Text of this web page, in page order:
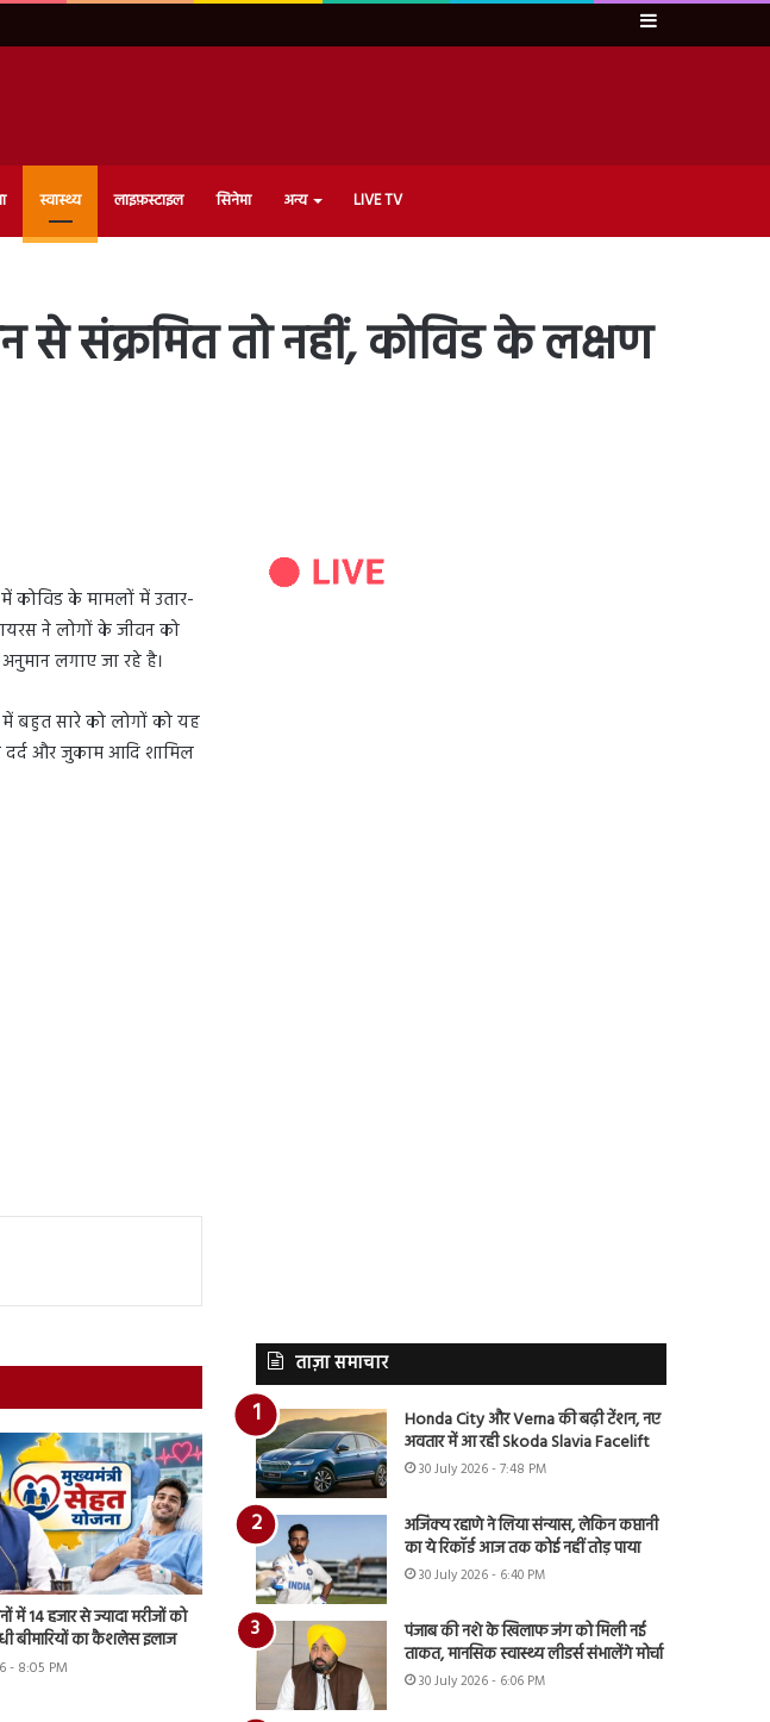
Sidebar
स्वास्थ्य लाइफ़स्टाइल सिनेमा अन्य LIVE TV
से संक्रमित तो नहीं, कोविड के लक्षण
कोविड के मामलों में उतार-
ने लोगों के जीवन को
लगाए जा रहे है।
बहुत सारे को लोगों को यह
दर्द और जुकाम आदि शामिल
में 14 हजार से ज्यादा मरीजों को
बीमारियों का कैशलेस इलाज
- 8:05 PM
ताज़ा समाचार
Honda City और Verna की बढ़ी टेंशन, नए
अवतार में आ रही Skoda Slavia Facelift
30 July 2026 - 7:48 PM
अजिंक्य रहाणे ने लिया संन्यास, लेकिन कप्तानी
का ये रिकॉर्ड आज तक कोई नहीं तोड़ पाया
30 July 2026 - 6:40 PM
पंजाब की नशे के खिलाफ जंग को मिली नई
ताकत, मानसिक स्वास्थ्य लीडर्स संभालेंगे मोर्चा
30 July 2026 - 6:06 PM